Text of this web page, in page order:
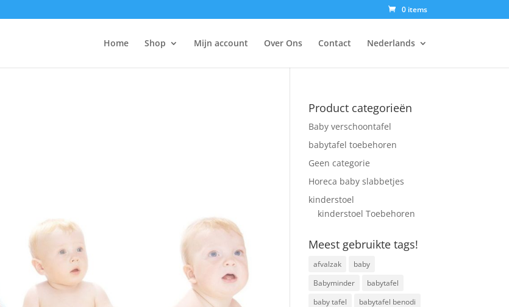
0 items
Home Shop Mijn account Over Ons Contact Nederlands
Product categorieën
Baby verschoontafel
babytafel toebehoren
Geen categorie
Horeca baby slabbetjes
kinderstoel
kinderstoel Toebehoren
Meest gebruikte tags!
afvalzak
baby
Babyminder
babytafel
baby tafel
babytafel benodi